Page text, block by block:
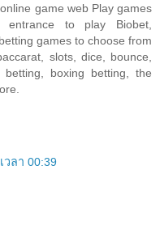
game web Play games
entrance to play Biobet,
games to choose from
slots, dice, bounce,
boxing betting, the
วลา 00:39